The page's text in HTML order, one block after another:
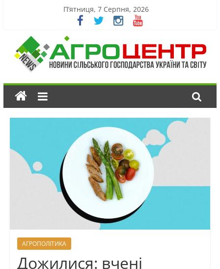
П’ятниця, 7 Серпня, 2026
АГРОПОЛІТИКА
Дожилися: вчені